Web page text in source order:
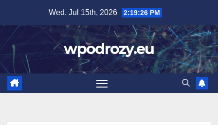
content
Wed. Jul 15th, 2026 2:19:27 PM
wpodrozy.eu